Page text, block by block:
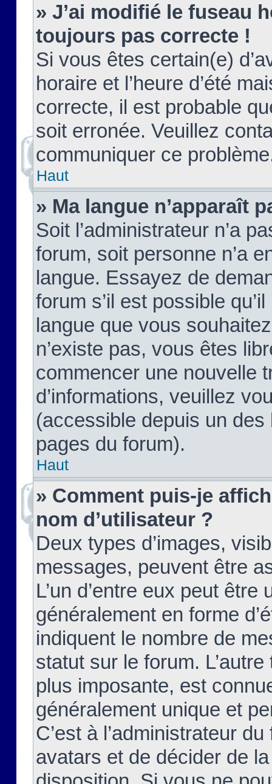
» J’ai modifié le fuseau
toujours pas correcte !
Si vous êtes certain(e)
horaire et l’heure d’été
correcte, il est probable
soit erronée. Veuillez
communiquer ce
Haut
» Ma langue n’apparaît
Soit l’administrateur n’a
forum, soit personne n’a
langue. Essayez de
forum s’il est possible
langue que vous
n’existe pas, vous êtes
commencer une nouvelle
d’informations, veuillez
(accessible depuis un
pages du forum).
Haut
» Comment puis-je
nom d’utilisateur ?
Deux types d’images,
messages, peuvent être
L’un d’entre eux peut
généralement en forme
indiquent le nombre de
statut sur le forum.
plus imposante, est
généralement unique et
C’est à l’administrateur
avatars et de décider de